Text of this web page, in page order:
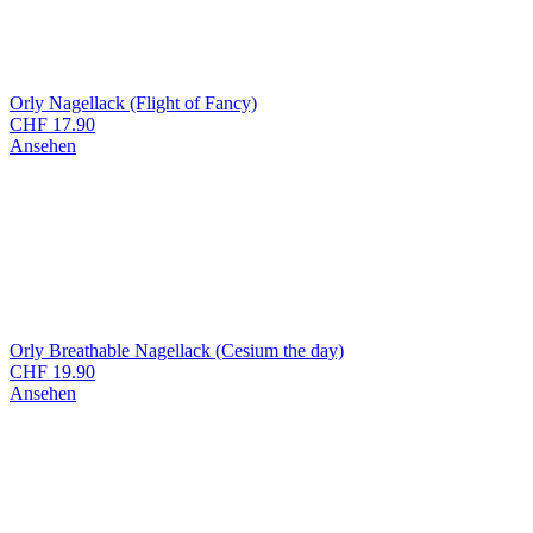
Orly Nagellack (Flight of Fancy)
CHF 17.90
Ansehen
Orly Breathable Nagellack (Cesium the day)
CHF 19.90
Ansehen